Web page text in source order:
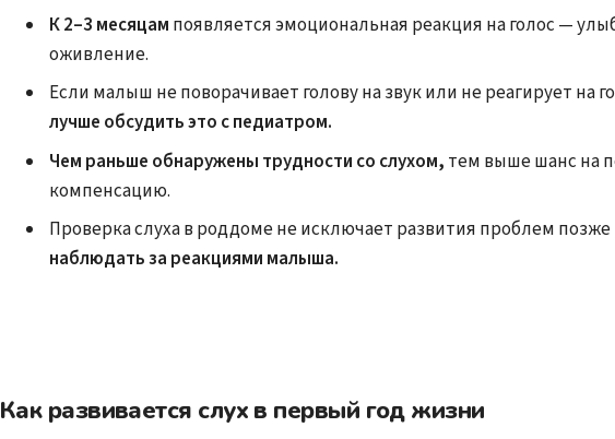
К 2–3 месяцам появляется эмоциональная реакция на голос —
оживление.
Если малыш не поворачивает голову на звук или не реагирует на
лучше обсудить это с педиатром.
Чем раньше обнаружены трудности со слухом, тем выше шанс на
компенсацию.
Проверка слуха в роддоме не исключает развития проблем
наблюдать за реакциями малыша.
Как развивается слух в первый год жизни